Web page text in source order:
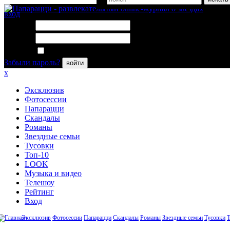
вход
Забыли пароль?
войти
x
Эксклюзив
Фотосессии
Папарацци
Скандалы
Романы
Звездные семьи
Тусовки
Топ-10
LOOK
Музыка и видео
Телешоу
Рейтинг
Вход
Эксклюзив Фотосессии Папарацци Скандалы Романы Звездные семьи Тусовки